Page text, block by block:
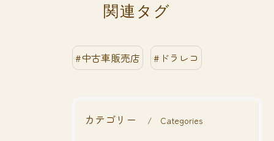
関連タグ
#中古車販売店 #ドラレコ
カテゴリー Categories